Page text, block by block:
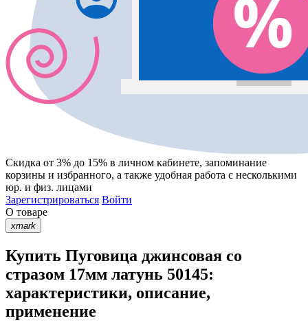
Скидка от 3% до 15% в личном кабинете, запоминание
корзины и избранного, а также удобная работа с несколькими
юр. и физ. лицами
Зарегистрироваться Войти
О товаре
xmark
Купить Пуговица джинсовая со
стразом 17мм латунь 50145:
характеристики, описание,
применение